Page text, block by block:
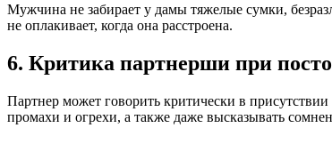
Мужчина не забирает у дамы тяжелые сумки,
не оплакивает, когда она расстроена.
6. Критика партнерши при
Партнер может говорить критически в
промахи и огрехи, а также даже высказывать